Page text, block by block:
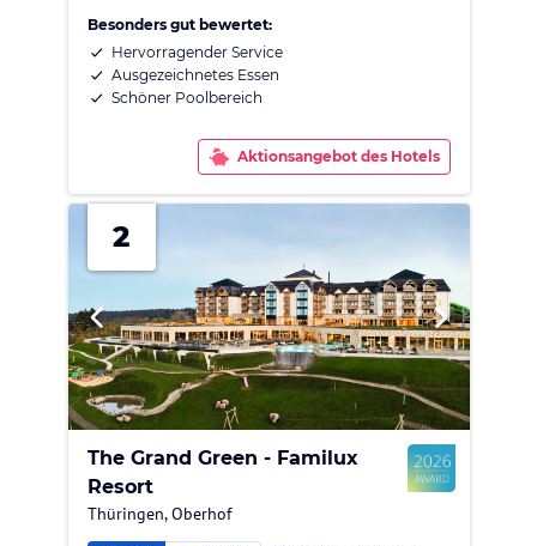
Besonders gut bewertet:
Hervorragender Service
Ausgezeichnetes Essen
Schöner Poolbereich
Aktionsangebot des Hotels
2
The Grand Green - Familux
Resort
Thüringen,Oberhof